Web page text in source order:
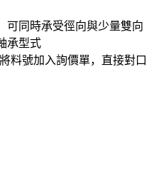
可同時承受徑向與少量雙向
承型式
料號加入詢價單，直接對口